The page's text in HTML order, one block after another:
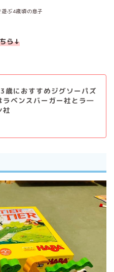
ぶ4歳頃の息子
ら↓
歳におすすめジグソーパズ
ラベンスバーガー社とラ―
社